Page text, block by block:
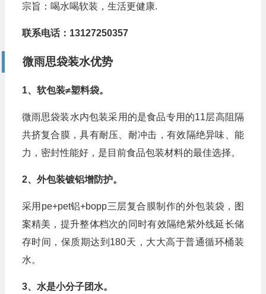
宗旨：喝水喝软装，生活更健康.
联系电话：13127250357
微雨思袋装水优势
1、软包装≠塑料袋。
微雨思袋装水内包装采用的是食品专用的11层高阻隔
共挤复合膜，具有耐压、耐冲击，有效隔绝异味、能
力，密封性能好，是目前食品包装材料的最佳选择。
2、外包装镀铝增防护。
采用pe+pet铝+bopp三层复合膜制作的外包装袋，图
案精美，提升整体档次的同时有效隔绝紫外线延长储
存时间，保质期达到180天，大大高于普通循环桶装
水。
3、水是小分子团水。